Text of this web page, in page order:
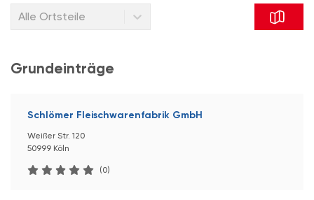
Alle Ortsteile
Grundeinträge
Schlömer Fleischwarenfabrik GmbH
Weißer Str. 120
50999 Köln
(0)